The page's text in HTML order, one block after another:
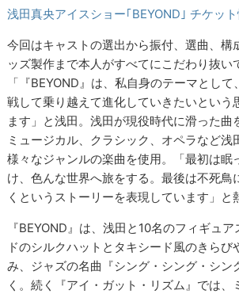
浅田真央アイスショー｢BEYOND｣ チケッ
今回はキャストの選出から振付、選曲、構
ッズ製作まで本人がすべてにこだわり抜い
「『BEYOND』は、私自身のテーマとし
戦して乗り越えて進化していきたいという
ます」と浅田。浅田が現役時代に滑った曲
ミュージカル、クラシック、オペラなど浅
様々なジャンルの楽曲を使用。「最初は眠
け、色んな世界へ旅をする。最後は不死鳥
くというストーリーを表現しています」と
『BEYOND』は、浅田と10名のフィギュ
ドのシルクハットとタキシード風のきらび
み、ジャズの名曲『シング・シング・シン
く。続く『アイ・ガット・リズム』では、